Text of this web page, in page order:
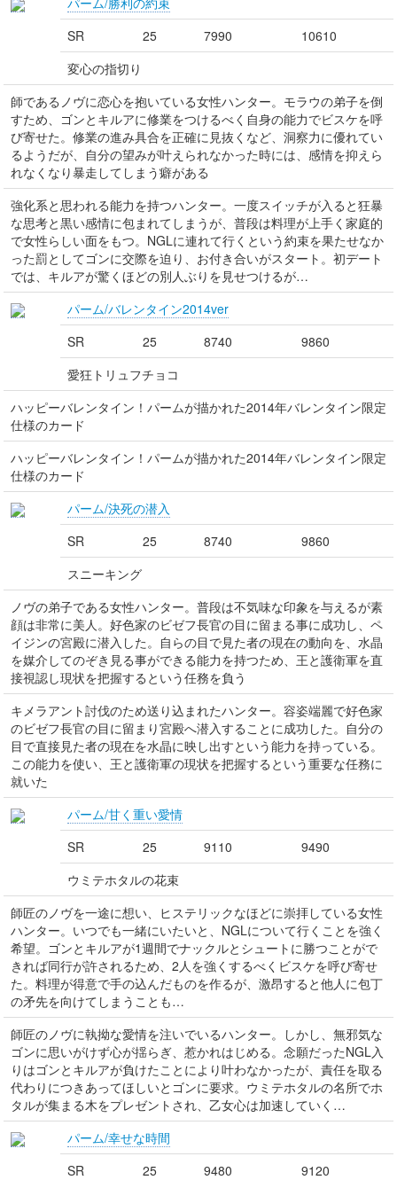
SR
25 7990
10610
変心の指切り
師であるノヴに恋心を抱いている女性ハンター。モラウの弟子を倒
すため、ゴンとキルアに修業をつけるべく自身の能力でビスケを呼
び寄せた。修業の進み具合を正確に見抜くなど、洞察力に優れてい
るようだが、自分の望みが叶えられなかった時には、感情を抑えら
れなくなり暴走してしまう癖がある
強化系と思われる能力を持つハンター。一度スイッチが入ると狂暴
な思考と黒い感情に包まれてしまうが、普段は料理が上手く家庭的
で女性らしい面をもつ。NGLに連れて行くという約束を果たせなか
った罰としてゴンに交際を迫り、お付き合いがスタート。初デート
では、キルアが驚くほどの別人ぶりを見せつけるが…
パーム/バレンタイン2014ver
SR
25 8740
9860
愛狂トリュフチョコ
ハッピーバレンタイン！パームが描かれた2014年バレンタイン限定
仕様のカード
ハッピーバレンタイン！パームが描かれた2014年バレンタイン限定
仕様のカード
パーム/決死の潜入
SR
25 8740
9860
スニーキング
ノヴの弟子である女性ハンター。普段は不気味な印象を与えるが素
顔は非常に美人。好色家のビゼフ長官の目に留まる事に成功し、ペ
イジンの宮殿に潜入した。自らの目で見た者の現在の動向を、水晶
を媒介してのぞき見る事ができる能力を持つため、王と護衛軍を直
接視認し現状を把握するという任務を負う
キメラアント討伐のため送り込まれたハンター。容姿端麗で好色家
のビゼフ長官の目に留まり宮殿へ潜入することに成功した。自分の
目で直接見た者の現在を水晶に映し出すという能力を持っている。
この能力を使い、王と護衛軍の現状を把握するという重要な任務に
就いた
パーム/甘く重い愛情
SR
25 9110
9490
ウミテホタルの花束
師匠のノヴを一途に想い、ヒステリックなほどに崇拝している女性
ハンター。いつでも一緒にいたいと、NGLについて行くことを強く
希望。ゴンとキルアが1週間でナックルとシュートに勝つことがで
きれば同行が許されるため、2人を強くするべくビスケを呼び寄せ
た。料理が得意で手の込んだものを作るが、激昂すると他人に包丁
の矛先を向けてしまうことも…
師匠のノヴに執拗な愛情を注いでいるハンター。しかし、無邪気な
ゴンに思いがけず心が揺らぎ、惹かれはじめる。念願だったNGL入
りはゴンとキルアが負けたことにより叶わなかったが、責任を取る
代わりにつきあってほしいとゴンに要求。ウミテホタルの名所でホ
タルが集まる木をプレゼントされ、乙女心は加速していく…
パーム/幸せな時間
SR
25 9480
9120